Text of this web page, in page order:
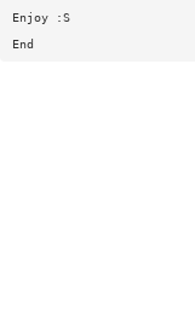
Enjoy :S
End